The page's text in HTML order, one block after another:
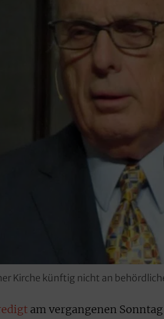
Kirche künftig nicht an
am vergangenen